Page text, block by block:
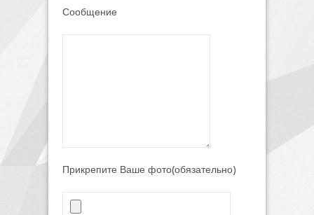
Сообщение
Прикрепите Ваше фото(обязательно)